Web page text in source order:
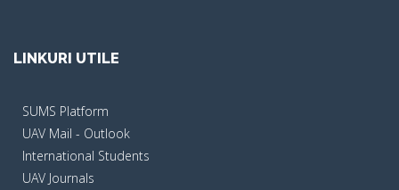
LINKURI UTILE
SUMS Platform
UAV Mail - Outlook
International Students
UAV Journals